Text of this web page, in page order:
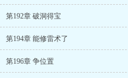
第192章 破洞得宝
第194章 能修雷术了
第196章 争位置